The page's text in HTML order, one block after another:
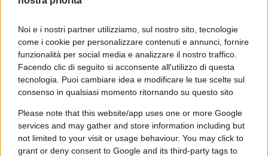
Noi e i nostri partner utilizziamo, sul nostro sito, tecnologie
come i cookie per personalizzare contenuti e annunci, fornire
funzionalità per social media e analizzare il nostro traffico.
Facendo clic di seguito si acconsente all'utilizzo di questa
tecnologia. Puoi cambiare idea e modificare le tue scelte sul
consenso in qualsiasi momento ritornando su questo sito
Please note that this website/app uses one or more Google
services and may gather and store information including but
not limited to your visit or usage behaviour. You may click to
grant or deny consent to Google and its third-party tags to